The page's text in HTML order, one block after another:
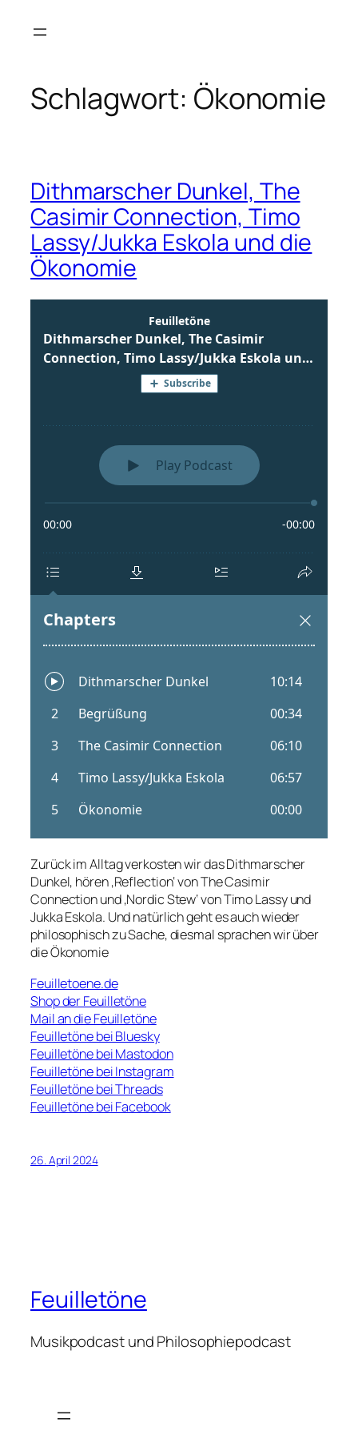
Inhalt
Schlagwort: Ökonomie
Dithmarscher Dunkel, The
Casimir Connection, Timo
Lassy/Jukka Eskola und die
Ökonomie
Zurück im Alltag verkosten wir das Dithmarscher
Dunkel, hören ‚Reflection‘ von The Casimir
Connection und ‚Nordic Stew‘ von Timo Lassy und
Jukka Eskola. Und natürlich geht es auch wieder
philosophisch zu Sache, diesmal sprachen wir über
die Ökonomie
Feuilletoene.de
Shop der Feuilletöne
Mail an die Feuilletöne
Feuilletöne bei Bluesky
Feuilletöne bei Mastodon
Feuilletöne bei Instagram
Feuilletöne bei Threads
Feuilletöne bei Facebook
26. April 2024
Feuilletöne
Musikpodcast und Philosophiepodcast